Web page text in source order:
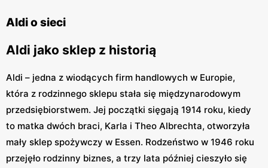
Aldi o sieci
Aldi jako sklep z historią
Aldi – jedna z wiodących firm handlowych w Europie,
która z rodzinnego sklepu stała się międzynarodowym
przedsiębiorstwem. Jej początki sięgają 1914 roku, kiedy
to matka dwóch braci, Karla i Theo Albrechta, otworzyła
mały sklep spożywczy w Essen. Rodzeństwo w 1946 roku
przejęło rodzinny biznes, a trzy lata później cieszyło się